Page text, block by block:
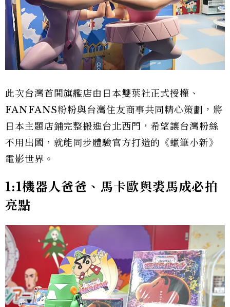
此次台灣首間旗艦店由日本雙葉社正式授權、
FANFANS粉粉與台灣住友商事共同精心策劃，將
日本主題店鋪完整搬進台北西門，希望讓台灣粉絲
不用出國，就能同步體驗官方打造的《蠟筆小新》
電影世界。
1:1機器人爸爸、馬卡歐與裘馬成必拍
亮點